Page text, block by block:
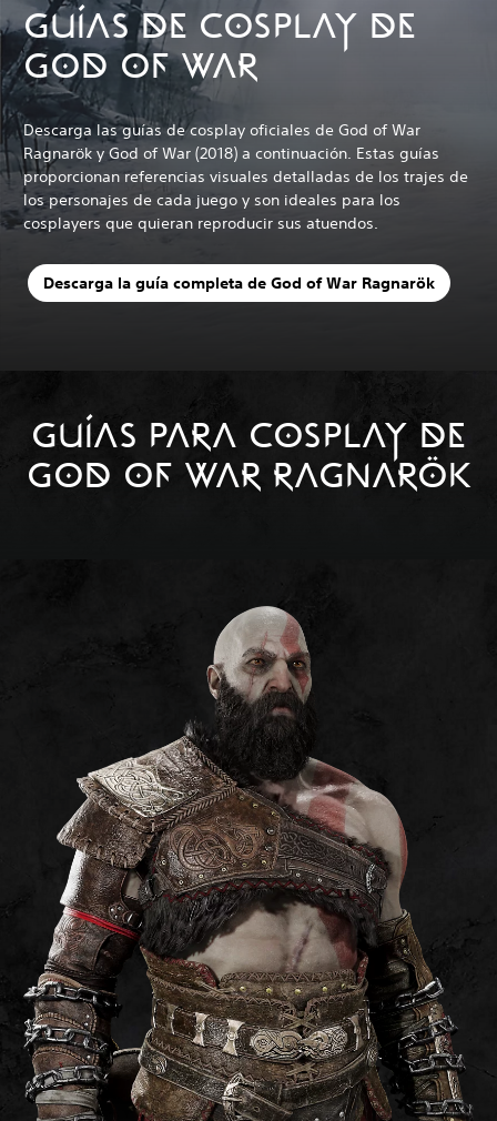
GUÍAS DE COSPLAY DE
GOD OF WAR
Descarga las guías de cosplay oficiales de God of War
Ragnarök y God of War (2018) a continuación. Estas guías
proporcionan referencias visuales detalladas de los trajes de
los personajes de cada juego y son ideales para los
cosplayers que quieran reproducir sus atuendos.
Descarga la guía completa de God of War Ragnarök
GUÍAS PARA COSPLAY DE
GOD OF WAR RAGNARÖK